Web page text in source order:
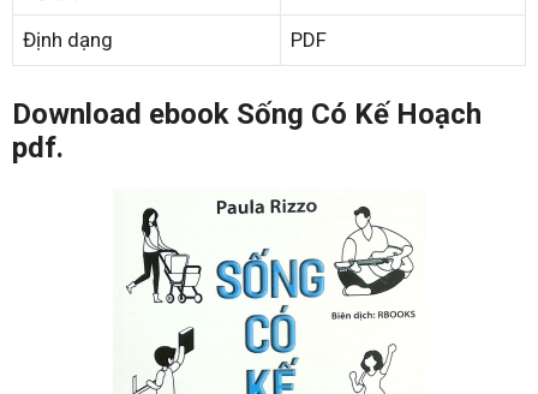
Định dạng PDF
Download ebook Sống Có Kế Hoạch
pdf.